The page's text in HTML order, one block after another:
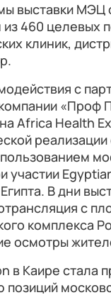
выставки МЭЦ
460 целевых
клиник,
с
«Проф
Africa Health
участии
В дни
с
комплекса
осмотры
в Каире стала